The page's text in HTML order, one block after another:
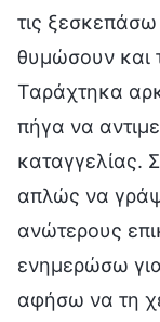
τις
θυμώσουν και
Ταράχτηκα
πήγα να
καταγγελίας.
απλώς να
ανώτερους
ενημερώσω
αφήσω να τη